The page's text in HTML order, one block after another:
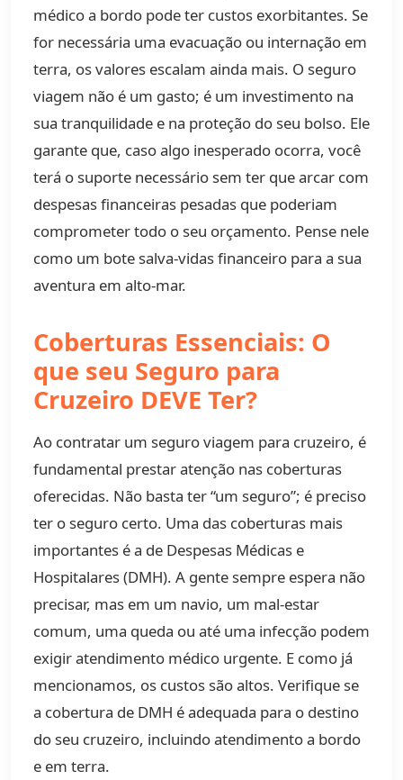
médico a bordo pode ter custos exorbitantes. Se
for necessária uma evacuação ou internação em
terra, os valores escalam ainda mais. O seguro
viagem não é um gasto; é um investimento na
sua tranquilidade e na proteção do seu bolso. Ele
garante que, caso algo inesperado ocorra, você
terá o suporte necessário sem ter que arcar com
despesas financeiras pesadas que poderiam
comprometer todo o seu orçamento. Pense nele
como um bote salva-vidas financeiro para a sua
aventura em alto-mar.
Coberturas Essenciais: O
que seu Seguro para
Cruzeiro DEVE Ter?
Ao contratar um seguro viagem para cruzeiro, é
fundamental prestar atenção nas coberturas
oferecidas. Não basta ter “um seguro”; é preciso
ter o seguro certo. Uma das coberturas mais
importantes é a de Despesas Médicas e
Hospitalares (DMH). A gente sempre espera não
precisar, mas em um navio, um mal-estar
comum, uma queda ou até uma infecção podem
exigir atendimento médico urgente. E como já
mencionamos, os custos são altos. Verifique se
a cobertura de DMH é adequada para o destino
do seu cruzeiro, incluindo atendimento a bordo
e em terra.